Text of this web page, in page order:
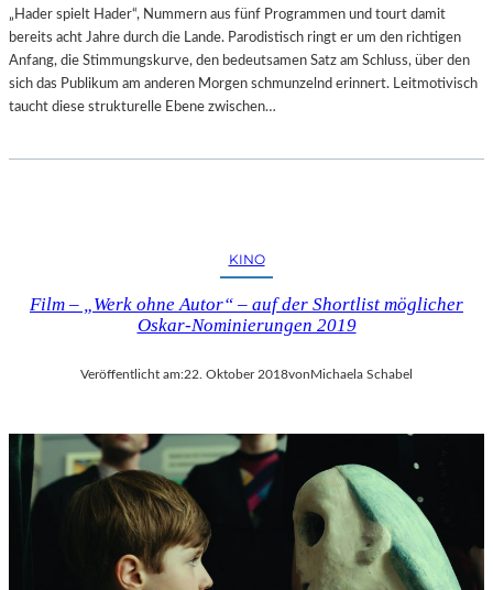
„Hader spielt Hader“, Nummern aus fünf Programmen und tourt damit
bereits acht Jahre durch die Lande. Parodistisch ringt er um den richtigen
Anfang, die Stimmungskurve, den bedeutsamen Satz am Schluss, über den
sich das Publikum am anderen Morgen schmunzelnd erinnert. Leitmotivisch
taucht diese strukturelle Ebene zwischen…
KINO
Film – „Werk ohne Autor“ – auf der Shortlist möglicher
Oskar-Nominierungen 2019
Veröffentlicht am:22. Oktober 2018vonMichaela Schabel